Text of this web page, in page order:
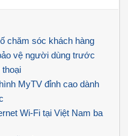
chăm sóc khách hàng
vệ người dùng trước
thoại
MyTV đỉnh cao dành
Wi-Fi tại Việt Nam ba